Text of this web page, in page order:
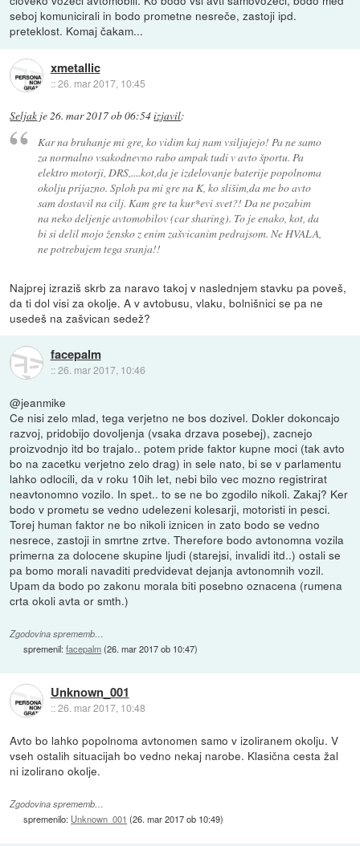
seboj komunicirali in bodo prometne nesreče, zastoji ipd.
preteklost. Komaj čakam...
xmetallic
::26. mar 2017, 10:45
Seljak je 26. mar 2017 ob 06:54izjavil:
Kar na bruhanje mi gre, ko vidim kaj nam vsiljujejo! Pa ne samo
za normalno vsakodnevno rabo ampak tudi v avto športu. Pa
elektro motorji, DRS,....kot,da je izdelovanje baterije popolnoma
okolju prijazno. Sploh pa mi gre na K, ko slišim,da me bo avto
sam dostavil na cilj. Kam gre ta kur*evi svet?! Da ne pozabim
na neko deljenje avtomobilov (car sharing). To je enako, kot, da
bi si delil mojo žensko z enim zašvicanim pedrajsom. Ne HVALA,
ne potrebujem tega sranja!!
Najprej izraziš skrb za naravo takoj v naslednjem stavku pa poveš,
da ti dol visi za okolje. A v avtobusu, vlaku, bolnišnici se pa ne
usedeš na zašvican sedež?
facepalm
::26. mar 2017, 10:46
@jeanmike
Ce nisi zelo mlad, tega verjetno ne bos dozivel. Dokler dokoncajo
razvoj, pridobijo dovoljenja (vsaka drzava posebej), zacnejo
proizvodnjo itd bo trajalo.. potem pride faktor kupne moci (tak avto
bo na zacetku verjetno zelo drag) in sele nato, bi se v parlamentu
lahko odlocili, da v roku 10ih let, nebi bilo vec mozno registrirat
neavtonomno vozilo. In spet.. to se ne bo zgodilo nikoli. Zakaj? Ker
bodo v prometu se vedno udelezeni kolesarji, motoristi in pesci.
Torej human faktor ne bo nikoli iznicen in zato bodo se vedno
nesrece, zastoji in smrtne zrtve. Therefore bodo avtonomna vozila
primerna za dolocene skupine ljudi (starejsi, invalidi itd..) ostali se
pa bomo morali navaditi predvidevat dejanja avtonomnih vozil.
Upam da bodo po zakonu morala biti posebno oznacena (rumena
crta okoli avta or smth.)
Zgodovina sprememb…
spremenil:facepalm(26. mar 2017 ob 10:47)
Unknown_001
::26. mar 2017, 10:48
Avto bo lahko popolnoma avtonomen samo v izoliranem okolju. V
vseh ostalih situacijah bo vedno nekaj narobe. Klasična cesta žal
ni izolirano okolje.
Zgodovina sprememb…
spremenilo: Unknown_001 (26. mar 2017 ob 10:49)